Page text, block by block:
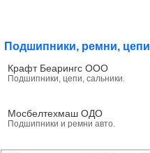
Подшипники, ремни, цепи
Крафт Беарингс ООО
Подшипники, цепи, сальники.
Мосбелтехмаш ОДО
Подшипники и ремни авто.